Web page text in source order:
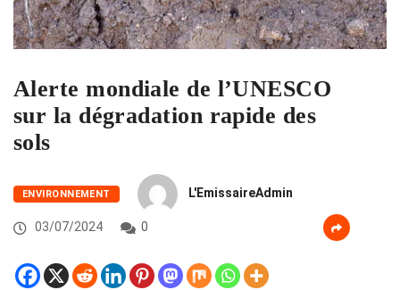
Alerte mondiale de l’UNESCO
sur la dégradation rapide des
sols
ENVIRONNEMENT L'EmissaireAdmin
03/07/2024 0